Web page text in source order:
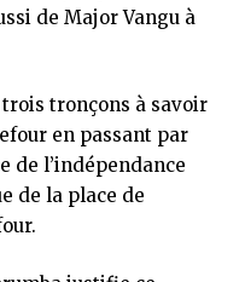
de Major Vangu à
tronçons à savoir
en passant par
de l’indépendance
de la place de